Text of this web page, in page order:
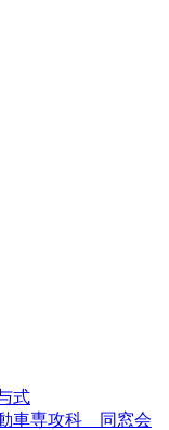
式
車専攻科 同窓会